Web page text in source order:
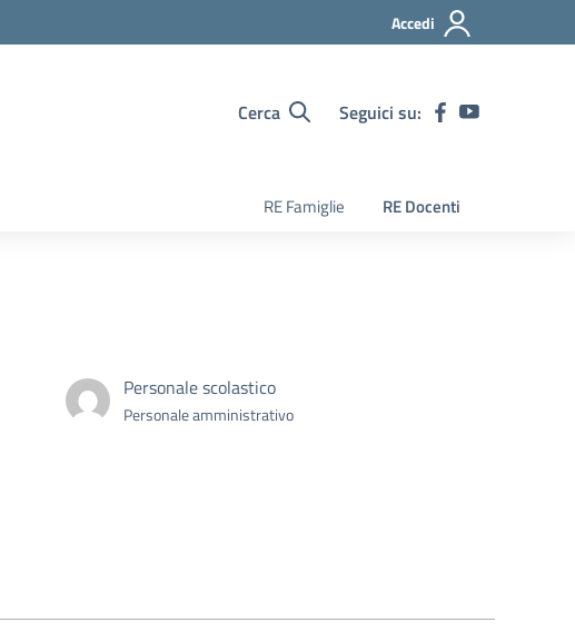
Accedi
Cerca Seguici su:
RE Famiglie RE Docenti
Personale scolastico
Personale amministrativo